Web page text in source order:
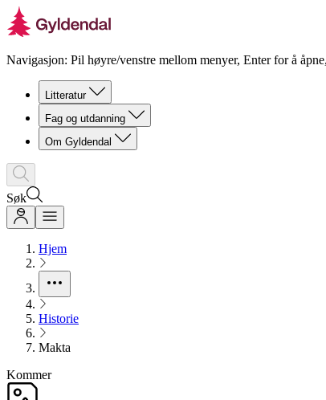
Navigasjon: Pil høyre/venstre mellom menyer, Enter for å
Litteratur
Fag og utdanning
Om Gyldendal
Søk
Hjem
Historie
Makta
Kommer